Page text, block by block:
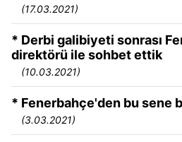
(17.03.2021)
* Derbi galibiyeti sonrası
direktörü ile sohbet ettik
(10.03.2021)
* Fenerbahçe'den bu sene
(3.03.2021)